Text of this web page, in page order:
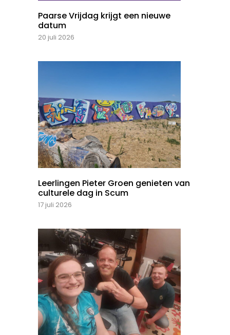
Paarse Vrijdag krijgt een nieuwe
datum
20 juli 2026
Leerlingen Pieter Groen genieten van
culturele dag in Scum
17 juli 2026